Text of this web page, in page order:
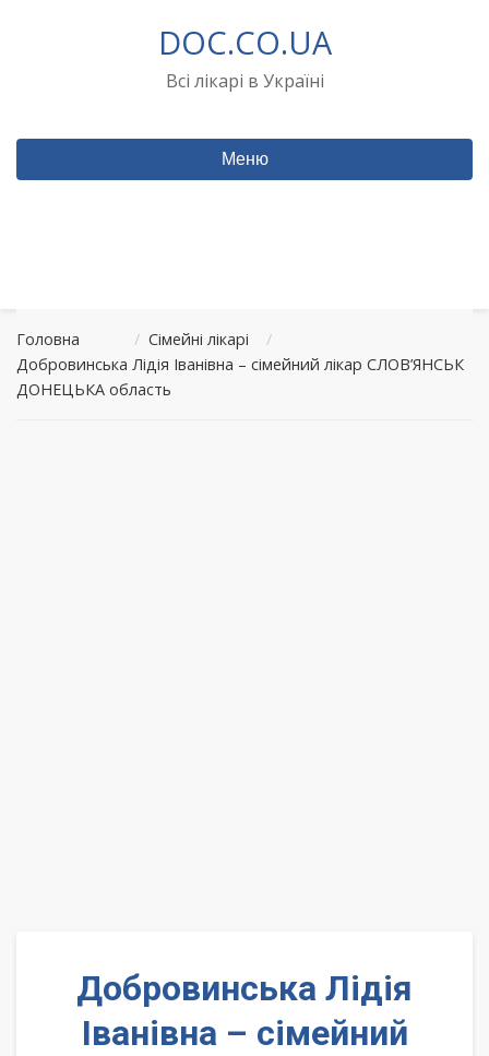
DOC.CO.UA
Всі лікарі в Україні
Меню
Головна / Сімейні лікарі
/
Добровинська Лідія Іванівна – сімейний лікар СЛОВ’ЯНСЬК
ДОНЕЦЬКА область
Добровинська Лідія
Іванівна – сімейний